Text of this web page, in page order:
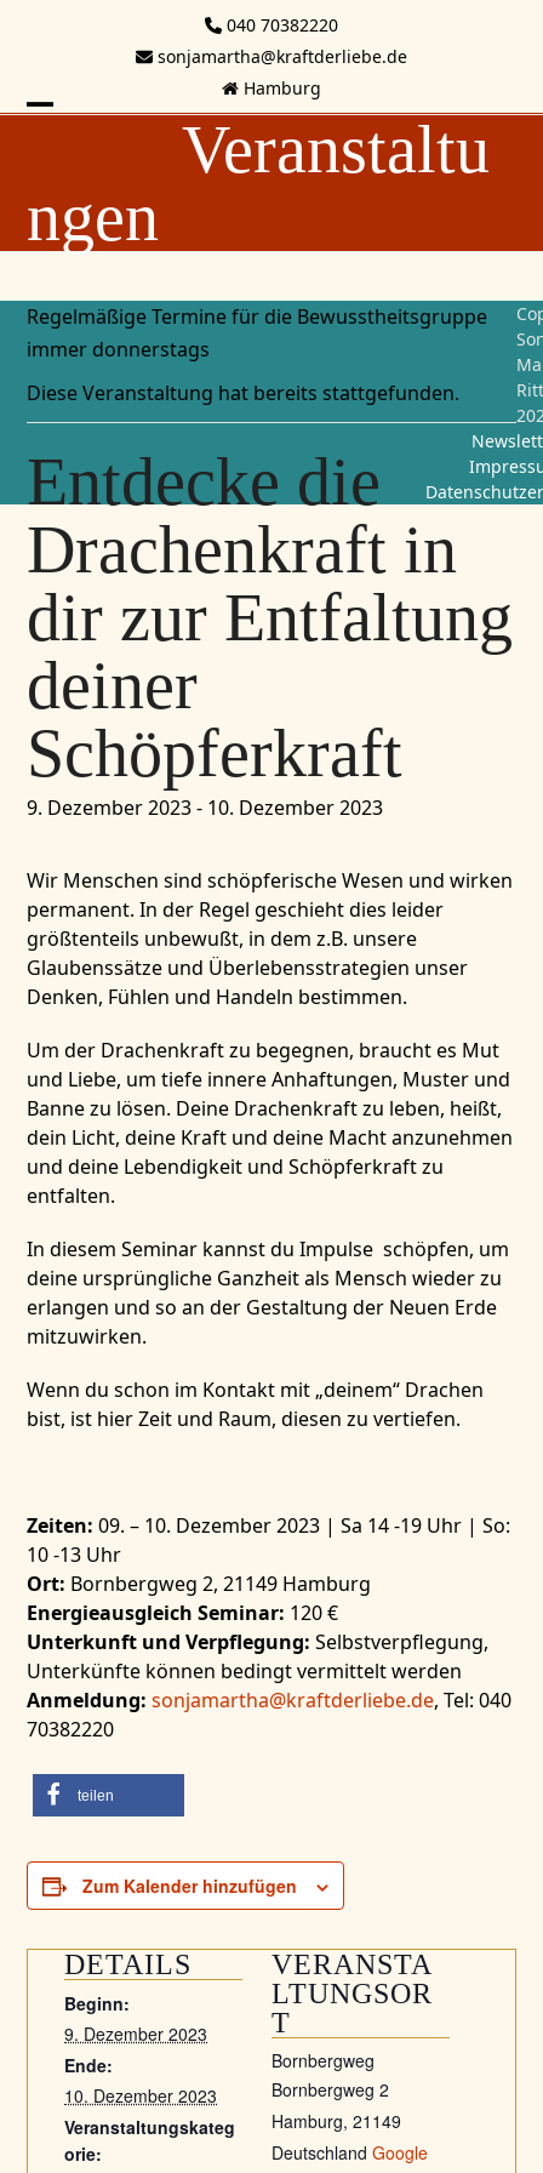
040 70382220
sonjamartha@kraftderliebe.de
Hamburg
menu
menu
Veranstaltu
ngen
Regelmäßige Termine für die Bewusstheitsgruppe
immer donnerstags
Diese Veranstaltung hat bereits stattgefunden.
Entdecke die
Drachenkraft in
dir zur Entfaltung
deiner
Schöpferkraft
9. Dezember 2023- 10. Dezember 2023
Wir Menschen sind schöpferische Wesen und wirken
permanent. In der Regel geschieht dies leider
größtenteils unbewußt, in dem z.B. unsere
Glaubenssätze und Überlebensstrategien unser
Denken, Fühlen und Handeln bestimmen.
Um der Drachenkraft zu begegnen, braucht es Mut
und Liebe, um tiefe innere Anhaftungen, Muster und
Banne zu lösen. Deine Drachenkraft zu leben, heißt,
dein Licht, deine Kraft und deine Macht anzunehmen
und deine Lebendigkeit und Schöpferkraft zu
entfalten.
In diesem Seminar kannst du Impulse schöpfen, um
deine ursprüngliche Ganzheit als Mensch wieder zu
erlangen und so an der Gestaltung der Neuen Erde
mitzuwirken.
Wenn du schon im Kontakt mit „deinem“ Drachen
bist, ist hier Zeit und Raum, diesen zu vertiefen.
Zeiten: 09. – 10. Dezember 2023 | Sa 14 -19 Uhr | So:
10 -13 Uhr
Ort: Bornbergweg 2, 21149 Hamburg
Energieausgleich Seminar: 120 €
Unterkunft und Verpflegung: Selbstverpflegung,
Unterkünfte können bedingt vermittelt werden
Anmeldung:sonjamartha@kraftderliebe.de, Tel: 040
70382220
teilen
Zum Kalender hinzufügen
DETAILS
Beginn:
9. Dezember 2023
Ende:
10. Dezember 2023
Veranstaltungskateg
orie:
VERANSTA
LTUNGSOR
T
Bornbergweg
Bornbergweg 2
Hamburg, 21149
Deutschland Google